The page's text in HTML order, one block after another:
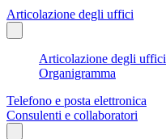
Articolazione degli uffici
Articolazione degli uffici
Organigramma
Telefono e posta elettronica
Consulenti e collaboratori